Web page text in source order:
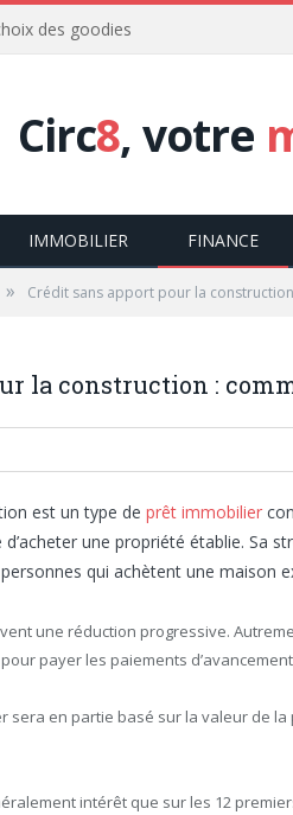
des goodies
Circ8, votre
IMMOBILIER FINANCE
» Crédit sans apport pour la
la construction :
est un type de prêt immobilier
une propriété établie. Sa
qui achètent une maison
une réduction progressive.
payer les paiements
en partie basé sur la valeur de la
intérêt que sur les 12